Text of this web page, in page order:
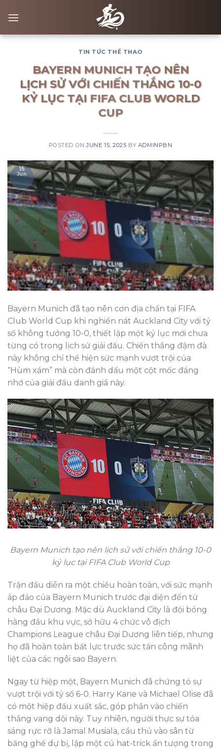
TIN TỨC THỂ THAO
BAYERN MUNICH TẠO NÊN
LỊCH SỬ VỚI CHIẾN THẮNG 10-0
KỶ LỤC TẠI FIFA CLUB WORLD
CUP
POSTED ONJUNE 15, 2025 BY ADMINPBN
15
Jun
Bayern Munich đã tạo nên cơn địa chấn tại FIFA
Club World Cup khi nghiền nát Auckland City với tỷ
số không tưởng 10-0, thiết lập một kỷ lục mới chưa
từng có trong lịch sử giải đấu. Chiến thắng đậm đà
này không chỉ thể hiện sức mạnh vượt trội của
“Hùm xám” mà còn đánh dấu một cột mốc đáng
nhớ của giải đấu danh giá này.
Bayern Munich tạo nên lịch sử với chiến thắng 10-0
kỷ lục tại FIFA Club World Cup
Trận đấu diễn ra một chiều hoàn toàn, với sức mạnh
áp đảo của Bayern Munich trước đại diện đến từ
châu Đại Dương. Mặc dù Auckland City là đội bóng
hàng đầu khu vực, sở hữu 4 chức vô địch
Champions League châu Đại Dương liên tiếp, nhưng
họ đã hoàn toàn bất lực trước sức tấn công mãnh
liệt của các ngôi sao Bayern.
Ngay từ hiệp một, Bayern Munich đã chứng tỏ sự
vượt trội với tỷ số 6-0. Harry Kane và Michael Olise đã
có một hiệp đấu xuất sắc, góp phần vào chiến
thắng vang dội này. Tuy nhiên, người thực sự tỏa
sáng rực rỡ là Jamal Musiala, cầu thủ vào sân từ
băng ghế dự bị, lập một cú hat-trick ấn tượng trong